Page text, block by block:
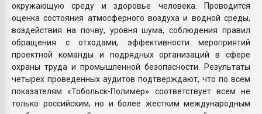
окружающую среду и здоровье человека. Проводится
оценка состояния атмосферного воздуха и водной среды,
воздействия на почву, уровня шума, соблюдения правил
обращения с отходами, эффективности мероприятий
проектной команды и подрядных организаций в сфере
охраны труда и промышленной безопасности. Результаты
четырех проведенных аудитов подтверждают, что по всем
показателям «Тобольск-Полимер» соответствует всем не
только российским, но и более жестким международным